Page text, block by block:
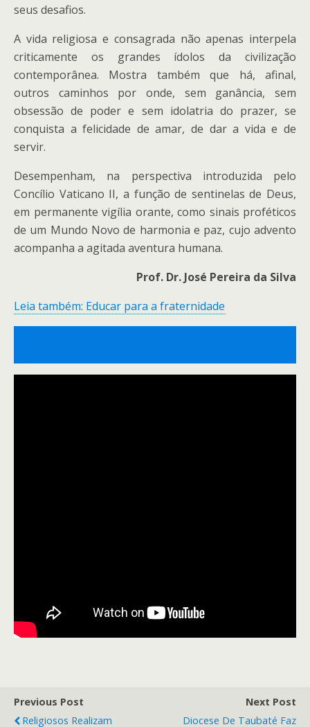
seus desafios.
A vida religiosa e consagrada não apenas interpela
criticamente os grandes ídolos da civilização
contemporânea. Mostra também que há, afinal,
outros caminhos por onde, sem ganância, sem
obsessão de poder e sem idolatria do prazer, se
conquista a felicidade de amar, de dar a vida e de
servir.
Desempenham, na perspectiva introduzida pelo
Concílio Vaticano II, a função de sentinelas de Deus,
em permanente vigília orante, como sinais proféticos
de um Mundo Novo de harmonia e paz, cujo advento
acompanha a agitada aventura humana.
Prof. Dr. José Pereira da Silva
Leia também: Educar para a fraternidade
Previous Post
Religiosos Realizam
Next Post
Diocese De Taubaté Faz